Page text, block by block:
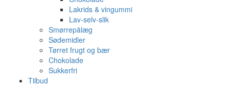
Lakrids & vingummi
Lav-selv-slik
Smørrepålæg
Sødemidler
Tørret frugt og bær
Chokolade
Sukkerfri
Tilbud